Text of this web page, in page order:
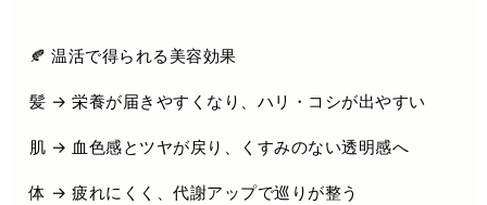
🍂 温活で得られる美容効果
髪 → 栄養が届きやすくなり、ハリ・コシが出やすい
肌 → 血色感とツヤが戻り、くすみのない透明感へ
体 → 疲れにくく、代謝アップで巡りが整う